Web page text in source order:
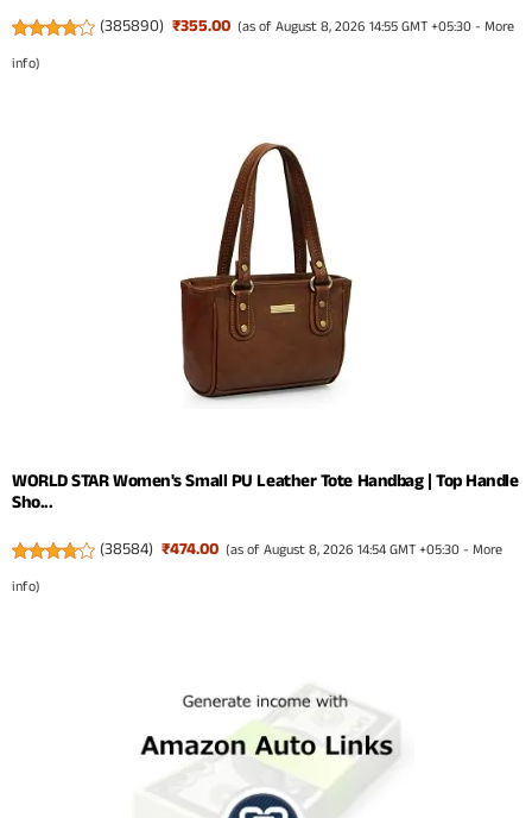
(385890) ₹355.00 (as of August 8, 2026 14:55 GMT +05:30 -More
info)
WORLD STAR Women's Small PU Leather Tote Handbag | Top Handle
Sho...
(38584) ₹474.00 (as of August 8, 2026 14:54 GMT +05:30 -More
info)